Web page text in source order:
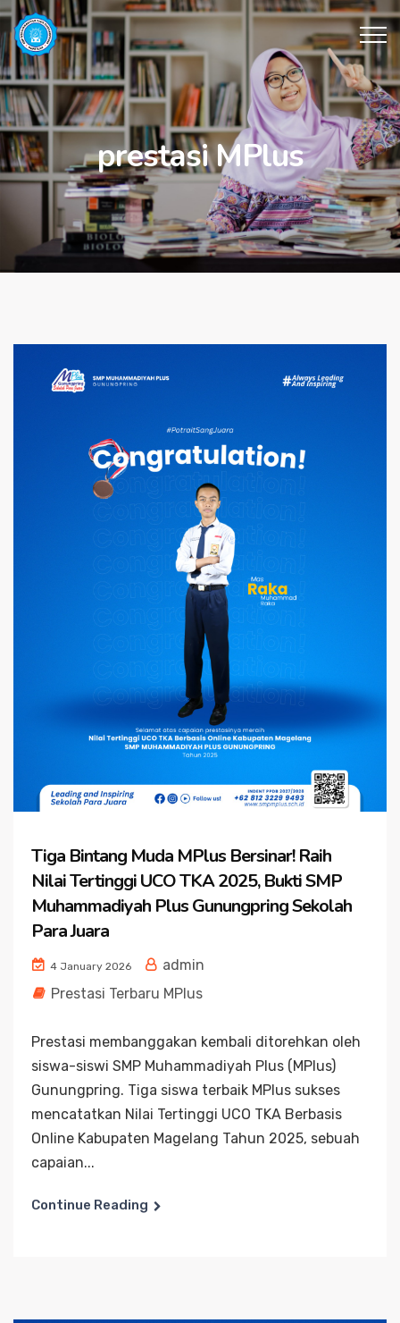
prestasi MPlus
Tiga Bintang Muda MPlus Bersinar! Raih
Nilai Tertinggi UCO TKA 2025, Bukti SMP
Muhammadiyah Plus Gunungpring Sekolah
Para Juara
4 January 2026
admin
Prestasi Terbaru MPlus
Prestasi membanggakan kembali ditorehkan oleh
siswa-siswi SMP Muhammadiyah Plus (MPlus)
Gunungpring. Tiga siswa terbaik MPlus sukses
mencatatkan Nilai Tertinggi UCO TKA Berbasis
Online Kabupaten Magelang Tahun 2025, sebuah
capaian...
Continue Reading